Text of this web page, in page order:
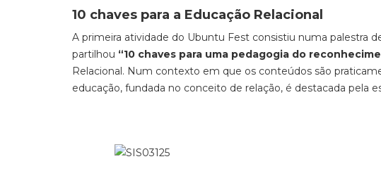
10 chaves para a Educação Relacional
A primeira atividade do Ubuntu Fest consistiu numa palestra
partilhou “10 chaves para uma pedagogia do
Relacional. Num contexto em que os conteúdos são
educação, fundada no conceito de relação, é destacada pela